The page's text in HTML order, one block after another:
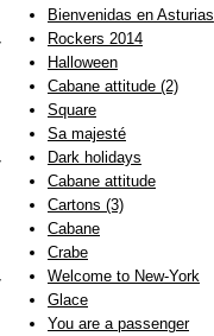
Bienvenidas en Asturias
Rockers 2014
Halloween
Cabane attitude (2)
Square
Sa majesté
Dark holidays
Cabane attitude
Cartons (3)
Cabane
Crabe
Welcome to New-York
Glace
You are a passenger